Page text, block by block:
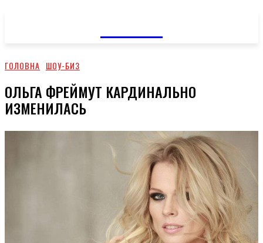
ГОЛОВНА ШОУ-БИЗ
ОЛЬГА ФРЕЙМУТ КАРДИНАЛЬНО
ИЗМЕНИЛАСЬ